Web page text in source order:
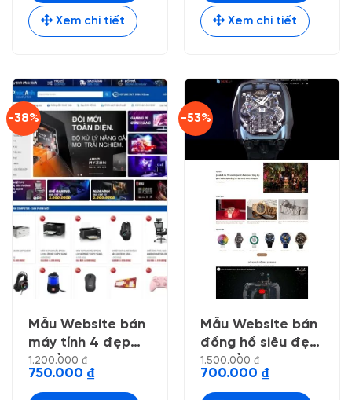
Xem chi tiết Xem chi tiết
-38%
Mẫu Website bán
máy tính 4 đẹp
chuẩn seo
1.200.000₫
Giá
là:
750.000 ₫Giá
hiện
tại
-53%
Mẫu Website bán
đồng hồ siêu đẹp
, chuẩn seo
1.500.000₫
Giá
là:
700.000 ₫Giá
hiện
tại